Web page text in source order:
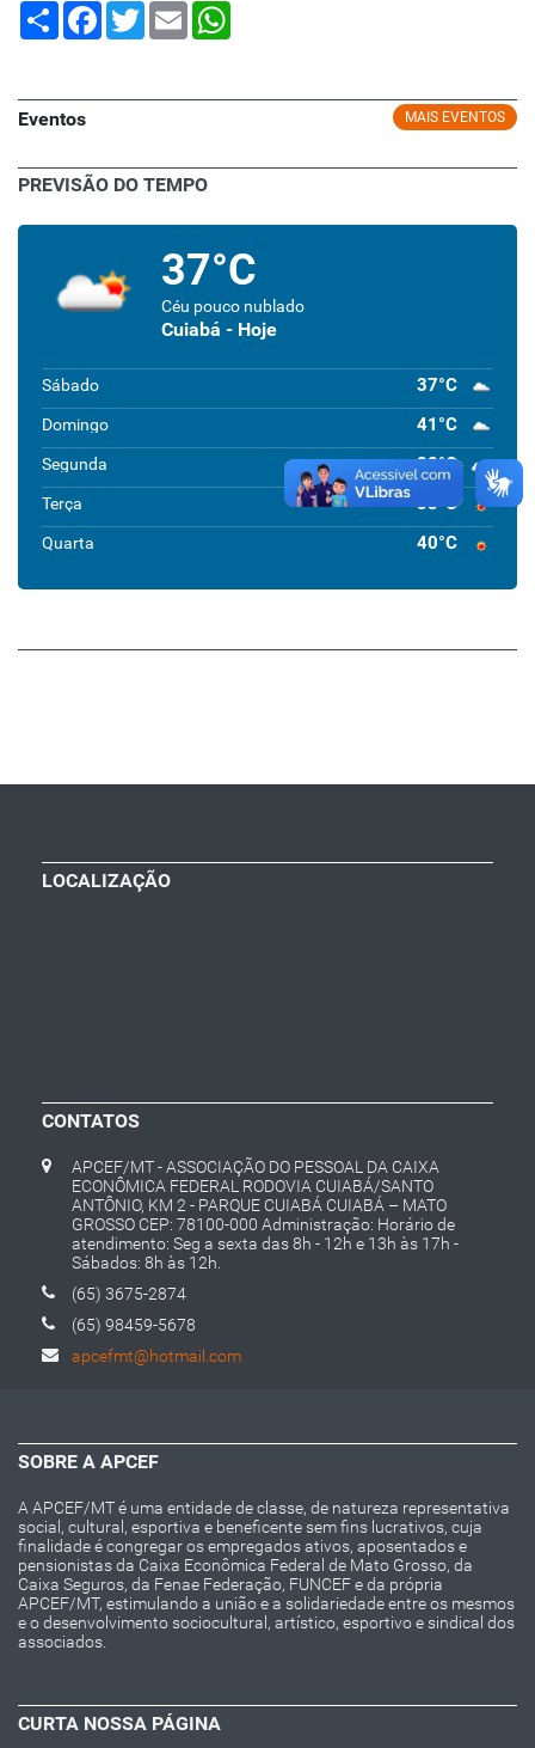
Share Facebook
TwitterEmail
MAIS EVENTOS
Eventos
PREVISÃO DO TEMPO
37°C
Céu pouco nublado
Cuiabá - Hoje
Sábado 37°C
Domingo 41°C
Segunda 38°C
Terça 33°C
Quarta 40°C
LOCALIZAÇÃO
CONTATOS
APCEF/MT - ASSOCIAÇÃO DO PESSOAL DA CAIXA
ECONÔMICA FEDERAL RODOVIA CUIABÁ/SANTO
ANTÔNIO, KM 2 - PARQUE CUIABÁ CUIABÁ – MATO
GROSSO CEP: 78100-000 Administração: Horário de
atendimento: Seg a sexta das 8h - 12h e 13h às 17h -
Sábados: 8h às 12h.
(65) 3675-2874
(65) 98459-5678
apcefmt@hotmail.com
SOBRE A APCEF
A APCEF/MT é uma entidade de classe, de natureza representativa
social, cultural, esportiva e beneficente sem fins lucrativos, cuja
finalidade é congregar os empregados ativos, aposentados e
pensionistas da Caixa Econômica Federal de Mato Grosso, da
Caixa Seguros, da Fenae Federação, FUNCEF e da própria
APCEF/MT, estimulando a união e a solidariedade entre os mesmos
e o desenvolvimento sociocultural, artístico, esportivo e sindical dos
associados.
CURTA NOSSA PÁGINA